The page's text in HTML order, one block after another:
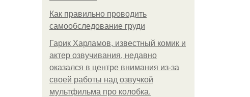
Как правильно проводить
самообследование груди
Гарик Харламов, известный комик и
актер озвучивания, недавно
оказался в центре внимания из-за
своей работы над озвучкой
мультфильма про колобка.